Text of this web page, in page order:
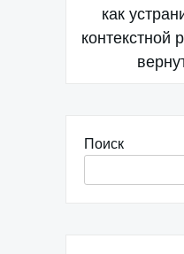
записям
как
контекстной
Поиск